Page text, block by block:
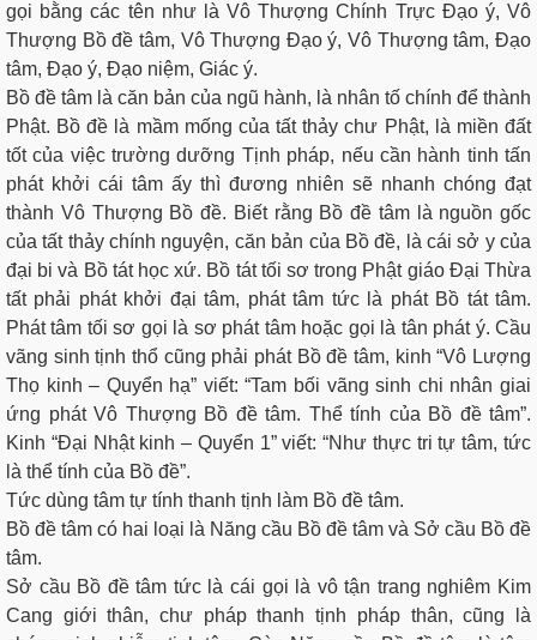
gọi bằng các tên như là Vô Thượng Chính Trực Đạo ý, Vô
Thượng Bồ đề tâm, Vô Thượng Đạo ý, Vô Thượng tâm, Đạo
tâm, Đạo ý, Đạo niệm, Giác ý.
Bồ đề tâm là căn bản của ngũ hành, là nhân tố chính để thành
Phật. Bồ đề là mầm mống của tất thảy chư Phật, là miền đất
tốt của việc trường dưỡng Tịnh pháp, nếu cần hành tinh tấn
phát khởi cái tâm ấy thì đương nhiên sẽ nhanh chóng đạt
thành Vô Thượng Bồ đề. Biết rằng Bồ đề tâm là nguồn gốc
của tất thảy chính nguyện, căn bản của Bồ đề, là cái sở y của
đại bi và Bồ tát học xứ. Bồ tát tối sơ trong Phật giáo Đại Thừa
tất phải phát khởi đại tâm, phát tâm tức là phát Bồ tát tâm.
Phát tâm tối sơ gọi là sơ phát tâm hoặc gọi là tân phát ý. Cầu
vãng sinh tịnh thổ cũng phải phát Bồ đề tâm, kinh “Vô Lượng
Thọ kinh – Quyển hạ” viết: “Tam bối vãng sinh chi nhân giai
ứng phát Vô Thượng Bồ đề tâm. Thể tính của Bồ đề tâm”.
Kinh “Đại Nhật kinh – Quyển 1” viết: “Như thực tri tự tâm, tức
là thể tính của Bồ đề”.
Tức dùng tâm tự tính thanh tịnh làm Bồ đề tâm.
Bồ đề tâm có hai loại là Năng cầu Bồ đề tâm và Sở cầu Bồ đề
tâm.
Sở cầu Bồ đề tâm tức là cái gọi là vô tận trang nghiêm Kim
Cang giới thân, chư pháp thanh tịnh pháp thân, cũng là